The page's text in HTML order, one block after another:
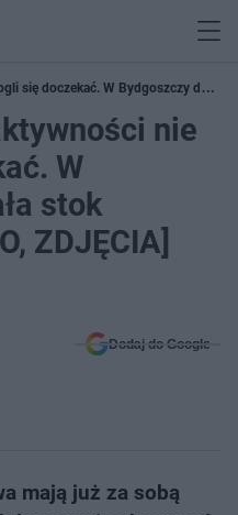
się doczekać. W Bydgoszczy działa
nie
W
stok
ZDJĘCIA]
Dodaj do Google
mają już za sobą